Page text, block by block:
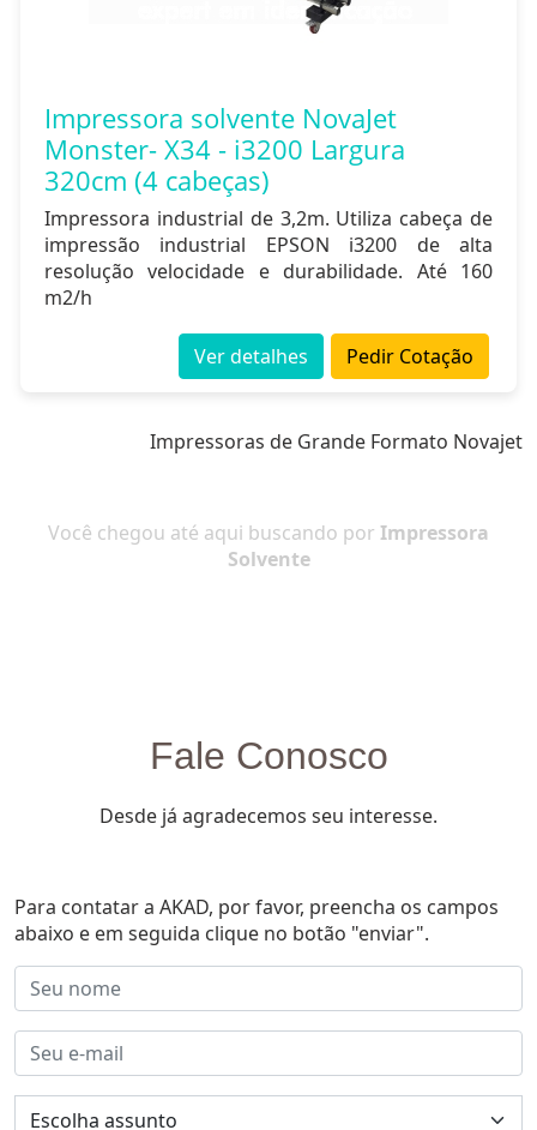
Impressora solvente NovaJet
Monster- X34 - i3200 Largura
320cm (4 cabeças)
Impressora industrial de 3,2m. Utiliza cabeça de
impressão industrial EPSON i3200 de alta
resolução velocidade e durabilidade. Até 160
m2/h
Pedir Cotação
Ver detalhes
Impressoras de Grande Formato Novajet
Você chegou até aqui buscando por Impressora
Solvente
Fale Conosco
Desde já agradecemos seu interesse.
Para contatar a AKAD, por favor, preencha os campos
abaixo e em seguida clique no botão "enviar".